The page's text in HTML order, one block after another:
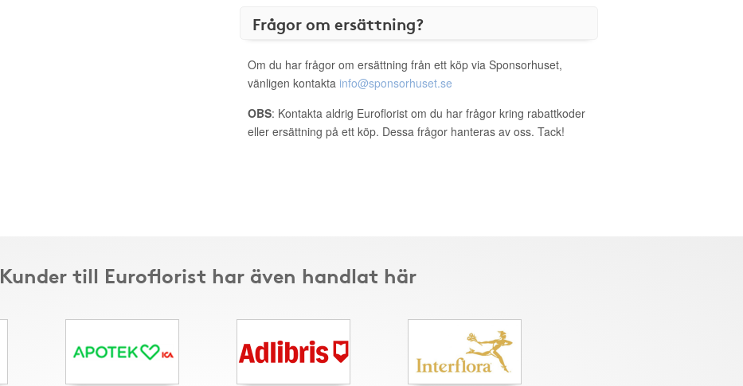
Frågor om ersättning?
Om du har frågor om ersättning från ett köp via Sponsorhuset,
vänligen kontakta info@sponsorhuset.se
OBS: Kontakta aldrig Euroflorist om du har frågor kring rabattkoder
eller ersättning på ett köp. Dessa frågor hanteras av oss. Tack!
Kunder till Euroflorist har även handlat här